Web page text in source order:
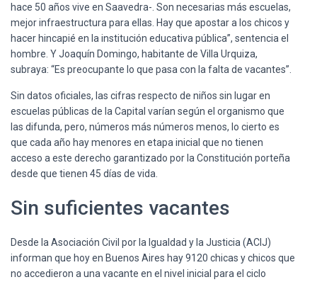
hace 50 años vive en Saavedra-. Son necesarias más escuelas,
mejor infraestructura para ellas. Hay que apostar a los chicos y
hacer hincapié en la institución educativa pública”, sentencia el
hombre. Y Joaquín Domingo, habitante de Villa Urquiza,
subraya: “Es preocupante lo que pasa con la falta de vacantes”.
Sin datos oficiales, las cifras respecto de niños sin lugar en
escuelas públicas de la Capital varían según el organismo que
las difunda, pero, números más números menos, lo cierto es
que cada año hay menores en etapa inicial que no tienen
acceso a este derecho garantizado por la Constitución porteña
desde que tienen 45 días de vida.
Sin suficientes vacantes
Desde la Asociación Civil por la Igualdad y la Justicia (ACIJ)
informan que hoy en Buenos Aires hay 9120 chicas y chicos que
no accedieron a una vacante en el nivel inicial para el ciclo